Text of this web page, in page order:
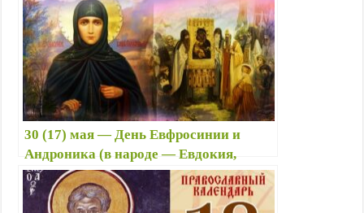
нельзя делать, именины
30 (17) мая — День Евфросинии и
Андроника (в народе — Евдокия,
Евфросинья) ✨ приметы, что можно и
нельзя делать, именины